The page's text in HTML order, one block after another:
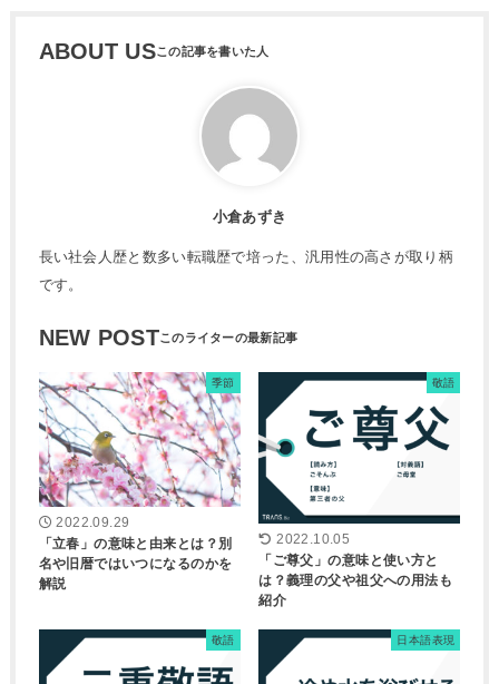
ABOUT US
小倉あずき
長い社会人歴と数多い転職歴で培った、汎用性の高さが取り柄
です。
NEW POST
季節
2022.09.29
「立春」の意味と由来とは？別
名や旧暦ではいつになるのかを
解説
敬語
2022.10.05
「ご尊父」の意味と使い方と
は？義理の父や祖父への用法も
紹介
敬語 日本語表現